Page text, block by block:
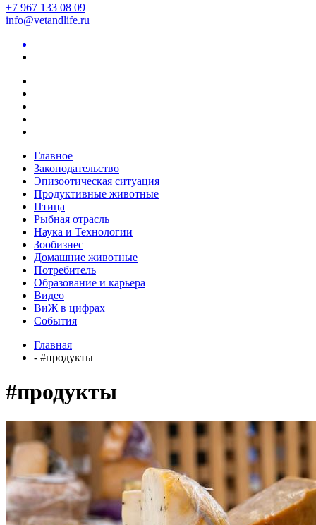
+7 967 133 08 09
info@vetandlife.ru
Главное
Законодательство
Эпизоотическая ситуация
Продуктивные животные
Птица
Рыбная отрасль
Наука и Технологии
Зообизнес
Домашние животные
Потребитель
Образование и карьера
Видео
ВиЖ в цифрах
События
Главная
- #продукты
#продукты